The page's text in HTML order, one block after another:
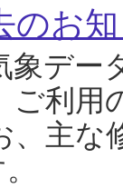
のお
デー
ご利用
、主な